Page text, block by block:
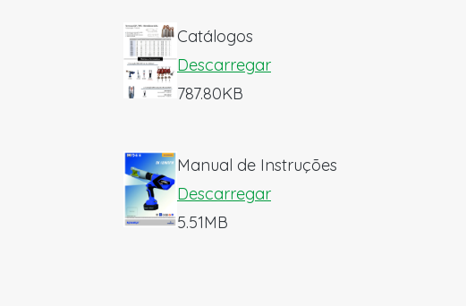
Catálogos
Descarregar
787.80KB
Manual de Instruções
Descarregar
5.51MB